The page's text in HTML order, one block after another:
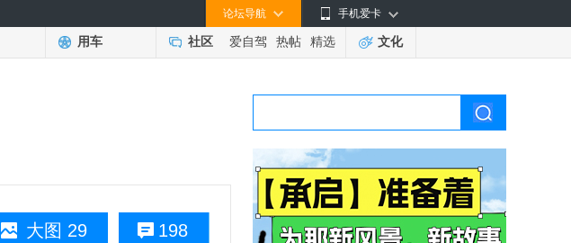
手机爱卡
论坛导航
用车 社区 爱自驾 热帖 精选 文化
198
大图 29